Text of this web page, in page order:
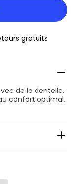
gratuits
de la dentelle.
confort optimal.